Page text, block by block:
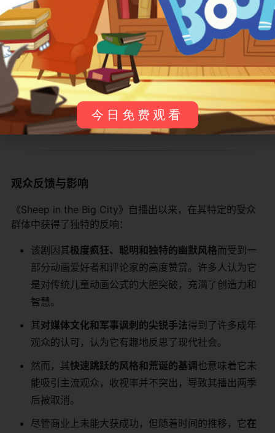
​Sheep​ 绵羊（主角） 一只善良、天真
​The General​ 人类（反派） 一位偏执、疯狂
​Private Public​ 人类（O.S.I.特工） 将军的主要下属
​The Farmer​ 人类 Sheep原属农场
​Various City Folk​ 多种 大城市里充满了
观众反馈与影响
《Sheep in the Big City》自播出以来，在其特定的受众
群体中获得了独特的反响：
该剧因其​​极度疯狂、聪明和独特的幽默风格​​而受到一
部分动画爱好者和评论家的高度赞赏。许多人认为它
是对传统儿童动画公式的大胆突破，充满了创造力和
智慧。
其​​对媒体文化和军事讽刺的尖锐手法​​得到了许多成年
观众的认可，认为它有趣地反思了现代社会。
然而，其​​快速跳跃的风格和荒诞的基调​​也意味着它未
能吸引主流观众，收视率并不突出，导致其播出两季
后被取消。
尽管商业上未能大获成功，但随着时间的推移，它​​在
今日免费观看